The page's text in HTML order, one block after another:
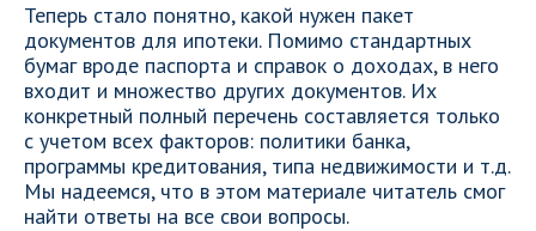
Теперь стало понятно, какой нужен пакет
документов для ипотеки. Помимо стандартных
бумаг вроде паспорта и справок о доходах, в него
входит и множество других документов. Их
конкретный полный перечень составляется только
с учетом всех факторов: политики банка,
программы кредитования, типа недвижимости и т.д.
Мы надеемся, что в этом материале читатель смог
найти ответы на все свои вопросы.